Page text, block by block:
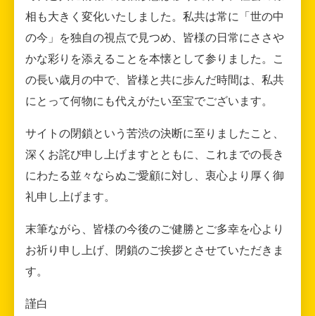
相も大きく変化いたしました。私共は常に「世の中
の今」を独自の視点で見つめ、皆様の日常にささや
かな彩りを添えることを本懐として参りました。こ
の長い歳月の中で、皆様と共に歩んだ時間は、私共
にとって何物にも代えがたい至宝でございます。
サイトの閉鎖という苦渋の決断に至りましたこと、
深くお詫び申し上げますとともに、これまでの長き
にわたる並々ならぬご愛顧に対し、衷心より厚く御
礼申し上げます。
末筆ながら、皆様の今後のご健勝とご多幸を心より
お祈り申し上げ、閉鎖のご挨拶とさせていただきま
す。
謹白